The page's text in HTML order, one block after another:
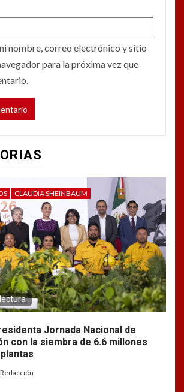
nombre, correo electrónico y sitio
para la próxima vez que
CLAUDIA SHEINBAUM
Jornada Nacional de
con la siembra de 6.6 millones
Redacción